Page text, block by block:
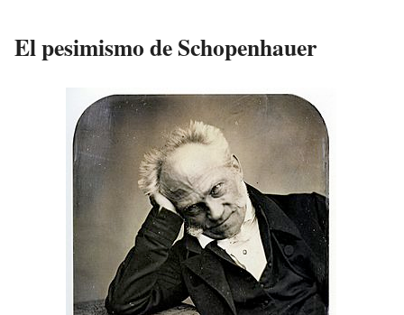
El pesimismo de Schopenhauer